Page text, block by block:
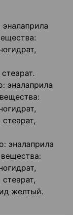
эналаприла
эналаприла
желтый.